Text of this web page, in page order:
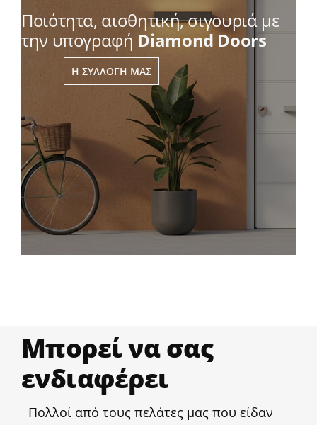
Ποιότητα, αισθητική, σιγουριά με
την υπογραφή Diamond Doors
Η ΣΥΛΛΟΓΉ ΜΑΣ
Μπορεί να σας
ενδιαφέρει
Πολλοί από τους πελάτες μας που είδαν
Αναζήτηση